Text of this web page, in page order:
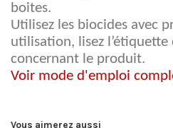
boites.
Utilisez les biocides avec
utilisation, lisez
concernant le produit.
Voir mode d'emploi
Vous aimerez aussi